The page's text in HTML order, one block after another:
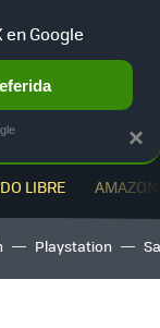
LIBRE
Playstation
×
en Google